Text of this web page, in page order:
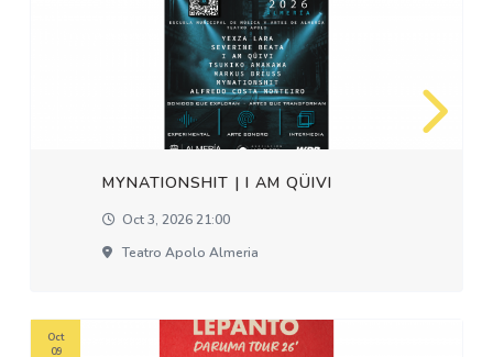
MYNATIONSHIT | I AM QÜIVI
Oct 3, 2026 21:00
Teatro Apolo Almeria
Oct
09